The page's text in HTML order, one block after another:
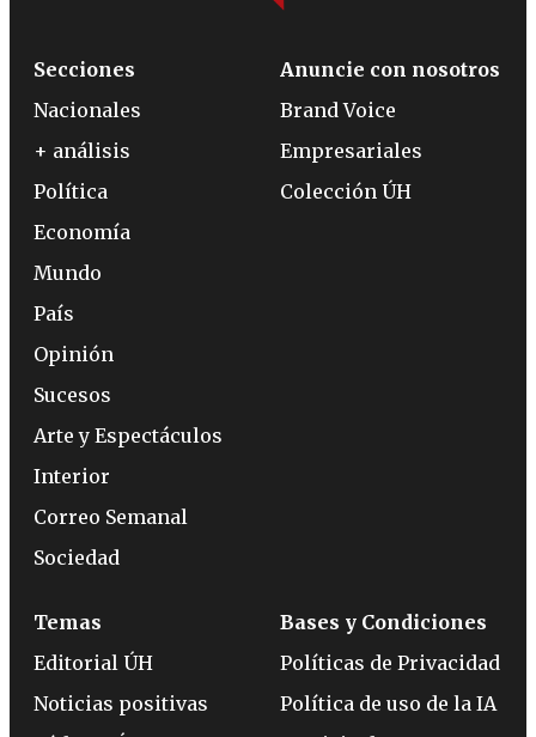
Secciones
Nacionales
+ análisis
Política
Economía
Mundo
País
Opinión
Sucesos
Arte y Espectáculos
Interior
Correo Semanal
Sociedad
Anuncie con nosotros
Brand Voice
Empresariales
Colección ÚH
Temas
Editorial ÚH
Noticias positivas
Bases y Condiciones
Políticas de Privacidad
Política de uso de la IA